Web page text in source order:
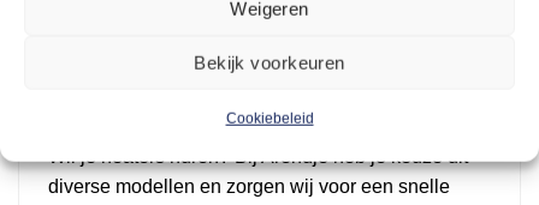
Weigeren
Bekijk voorkeuren
Cookiebeleid
Heaters huren bij Arendje
Wil je heaters huren? Bij Arendje heb je keuze uit
diverse modellen en zorgen wij voor een snelle